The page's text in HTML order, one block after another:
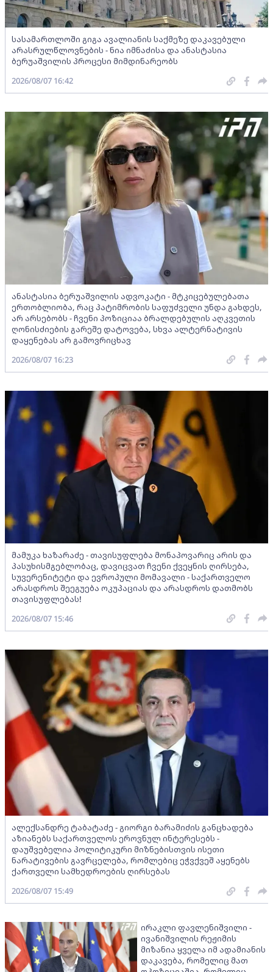
სასამართლოში გიგა ავალიანის საქმეზე დაკავებული
არასრულწლოვნების - ნია იმნაძისა და ანასტასია
ბერუაშვილის პროცესი მიმდინარეობს
2026/08/07 16:42
ანასტასია ბერუაშვილის ადვოკატი - მტკიცებულებათა
ერთობლიობა, რაც პატიმრობის საფუძველი უნდა გახდეს,
არ არსებობს - ჩვენი პოზიციაა ბრალდებულის აღკვეთის
ღონისძიების გარეშე დატოვება, სხვა ალტერნატივის
დაყენებას არ გამოვრიცხავ
2026/08/07 16:23
მამუკა ხაზარაძე - თავისუფლება მონაპოვარიც არის და
პასუხისმგებლობაც, დავიცვათ ჩვენი ქვეყნის ღირსება,
სუვერენიტეტი და ევროპული მომავალი - საქართველო
არასდროს შეეგუება ოკუპაციას და არასდროს დათმობს
თავისუფლებას!
2026/08/07 15:46
ალექსანდრე ტაბატაძე - გიორგი ბარამიძის განცხადება
აზიანებს საქართველოს ეროვნულ ინტერესებს -
დაუშვებელია პოლიტიკური მიზნებისთვის ისეთი
ნარატივების გავრცელება, რომლებიც ეჭვქვეშ აყენებს
ქართველი სამხედროების ღირსებას
2026/08/07 15:49
ირაკლი ფავლენიშვილი -
ივანიშვილის რეჟიმის
მიზანია ყველა იმ ადამიანის
დაკავება, რომელიც მათ